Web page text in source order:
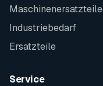
Maschinenersatzteile
Industriebedarf
Ersatzteile
Service